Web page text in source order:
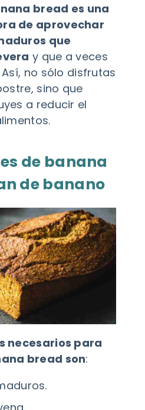
bread es una
de aprovechar
que
y que a veces
no sólo disfrutas
sino que
a reducir el
de banana
de banano
necesarios para
bread son: